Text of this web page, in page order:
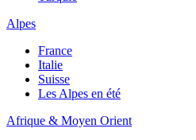
Alpes
France
Italie
Suisse
Les Alpes en été
Afrique & Moyen Orient